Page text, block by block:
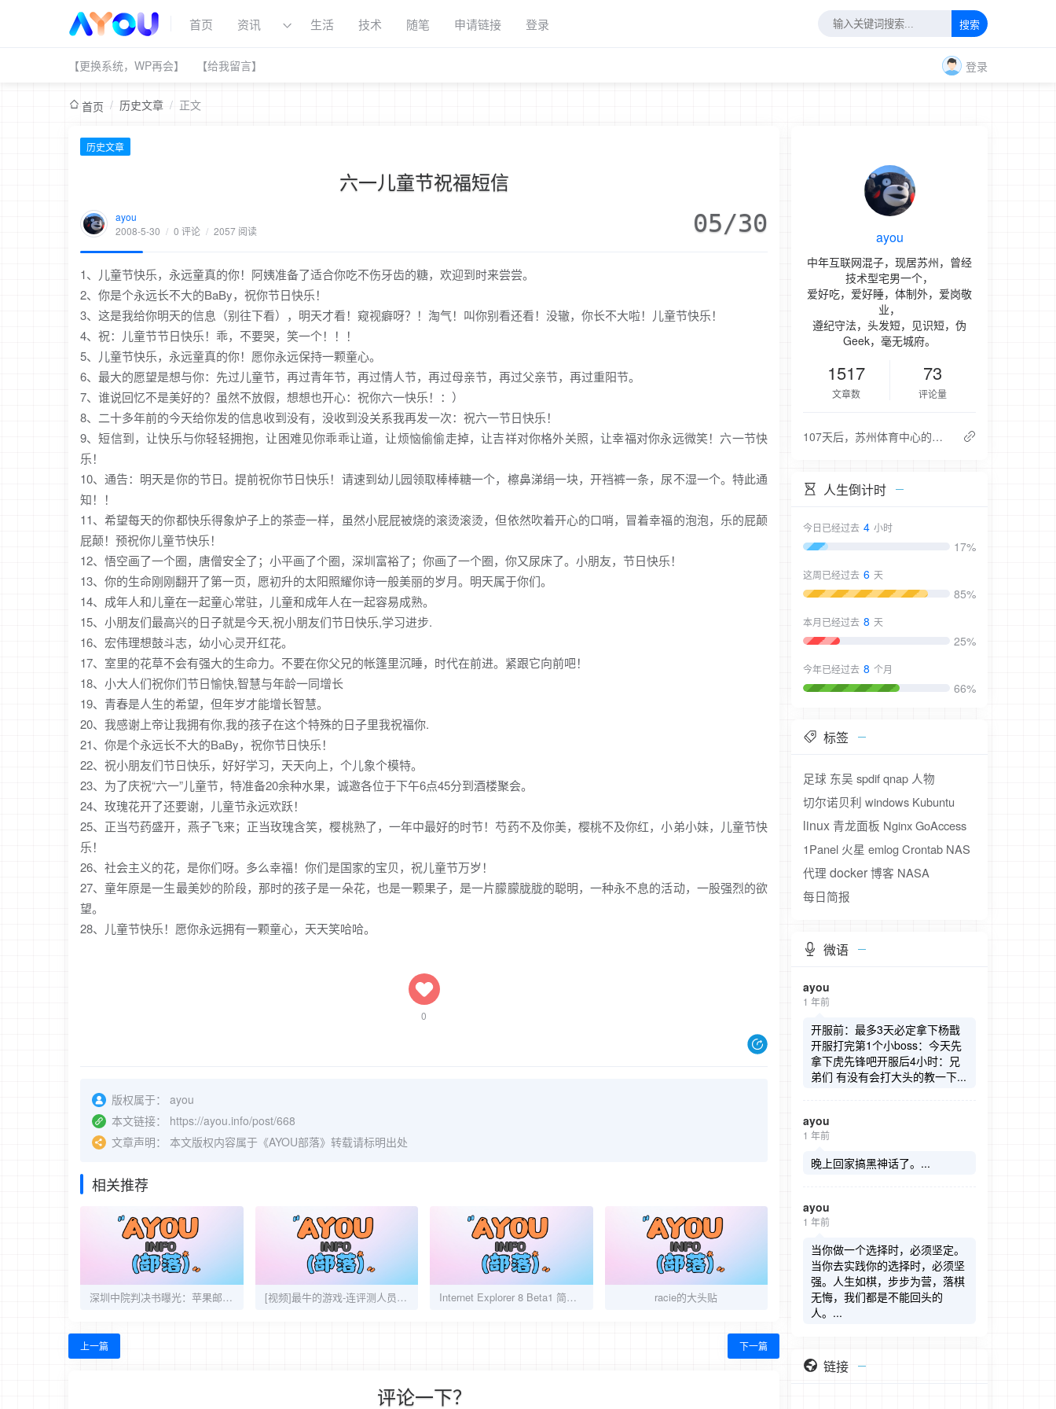
首页 资讯 生活 技术 随笔 申请链接 登录 搜索
【更换系统，WP再会】 【给我留言】 登录
首页 / 历史文章 / 正文
历史文章
六一儿童节祝福短信
ayou
2008-5-30 / 0 评论 / 2057 阅读 05/30
1、儿童节快乐，永远童真的你！阿姨准备了适合你吃不伤牙齿的糖，欢迎到时来尝尝。
2、你是个永远长不大的BaBy，祝你节日快乐！
3、这是我给你明天的信息（别往下看），明天才看！窥视癖呀？！淘气！叫你别看还看！没辙，你长不大啦！儿童节快乐！
4、祝：儿童节节日快乐！乖，不要哭，笑一个！！！
5、儿童节快乐，永远童真的你！愿你永远保持一颗童心。
6、最大的愿望是想与你：先过儿童节，再过青年节，再过情人节，再过母亲节，再过父亲节，再过重阳节。
7、谁说回忆不是美好的？虽然不放假，想想也开心：祝你六一快乐！：）
8、二十多年前的今天给你发的信息收到没有，没收到没关系我再发一次：祝六一节日快乐！
9、短信到，让快乐与你轻轻拥抱，让困难见你乖乖让道，让烦恼偷偷走掉，让吉祥对你格外关照，让幸福对你永远微笑！六一节快
乐！
10、通告：明天是你的节日。提前祝你节日快乐！请速到幼儿园领取棒棒糖一个，檫鼻涕绢一块，开裆裤一条，尿不湿一个。特此通
知！！
11、希望每天的你都快乐得象炉子上的茶壶一样，虽然小屁屁被烧的滚烫滚烫，但依然吹着开心的口哨，冒着幸福的泡泡，乐的屁颠
屁颠！预祝你儿童节快乐！
12、悟空画了一个圈，唐僧安全了；小平画了个圈，深圳富裕了；你画了一个圈，你又尿床了。小朋友，节日快乐！
13、你的生命刚刚翻开了第一页，愿初升的太阳照耀你诗一般美丽的岁月。明天属于你们。
14、成年人和儿童在一起童心常驻，儿童和成年人在一起容易成熟。
15、小朋友们最高兴的日子就是今天,祝小朋友们节日快乐,学习进步.
16、宏伟理想鼓斗志，幼小心灵开红花。
17、室里的花草不会有强大的生命力。不要在你父兄的帐篷里沉睡，时代在前进。紧跟它向前吧！
18、小大人们祝你们节日愉快,智慧与年龄一同增长
19、青春是人生的希望，但年岁才能增长智慧。
20、我感谢上帝让我拥有你,我的孩子在这个特殊的日子里我祝福你.
21、你是个永远长不大的BaBy，祝你节日快乐！
22、祝小朋友们节日快乐，好好学习，天天向上，个儿象个模特。
23、为了庆祝“六一”儿童节，特准备20余种水果，诚邀各位于下午6点45分到酒楼聚会。
24、玫瑰花开了还要谢，儿童节永远欢跃！
25、正当芍药盛开，燕子飞来；正当玫瑰含笑，樱桃熟了，一年中最好的时节！芍药不及你美，樱桃不及你红，小弟小妹，儿童节快
乐！
26、社会主义的花，是你们呀。多么幸福！你们是国家的宝贝，祝儿童节万岁！
27、童年原是一生最美妙的阶段，那时的孩子是一朵花，也是一颗果子，是一片朦朦胧胧的聪明，一种永不息的活动，一股强烈的欲
望。
28、儿童节快乐！愿你永远拥有一颗童心，天天笑哈哈。
0
版权属于：
ayou
本文链接：
https://ayou.info/post/668
文章声明：
本文版权内容属于《AYOU部落》转载请标明出处
相关推荐
深圳中院判决书曝光：苹果邮件证据未被认可 [视频]最牛的游戏-连评测人员看着都要自杀了 Internet Explorer 8 Beta1 简体中文版出了 提供下载 racie的大头贴
上一篇 下一篇
评论一下？
ayou
中年互联网混子，现居苏州，曾经
技术型宅男一个，
爱好吃，爱好睡，体制外，爱岗敬
业，
遵纪守法，头发短，见识短，伪
Geek，毫无城府。
1517
文章数
73
评论量
107天后，苏州体育中心的夜，又亮了一次
人生倒计时
今日已经过去 4 小时
17%
这周已经过去 6 天
85%
本月已经过去 8 天
25%
今年已经过去 8 个月
66%
标签
足球 东吴 spdifqnap 人物
切尔诺贝利 windows Kubuntu
linux 青龙面板 NginxGoAccess
1Panel 火星 emlogCrontab NAS
代理 docker博客 NASA
每日简报
微语
ayou
1 年前
开服前：最多3天必定拿下杨戬
开服打完第1个小boss：今天先
拿下虎先锋吧开服后4小时：兄
弟们 有没有会打大头的教一下...
ayou
1 年前
晚上回家搞黑神话了。...
ayou
1 年前
当你做一个选择时，必须坚定。
当你去实践你的选择时，必须坚
强。人生如棋，步步为营，落棋
无悔，我们都是不能回头的
人。...
链接